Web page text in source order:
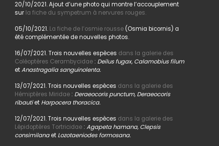
20/10/2021. Ajout d’une photo qui montre l’accouplement
sur la fiche du sympetrum à nervures rouges.
05/10/2021. La fiche de l’osmie rousse(Osmia bicornis) a
été complémentée de nouvelles photos.
16/07/2021. Trois nouvelles espèces dans la galerie des
Coléoptères Cerambycidae: Deilus fugax, Calamobius filum
etAnastragalia sanguinolenta.
13/07/2021. Trois nouvelles espèces dans la galerie des
Hémiptères Miridae: Deraeocoris punctum, Deraeocoris
ribautiet Harpocera thoracica.
12/07/2021. Trois nouvelles espèces dans la galerie des
Lépidoptères Tortricidae: Agapeta hamana, Clepsis
consimilanaet Lozotaeniodes formosana.